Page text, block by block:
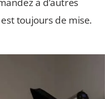
toujours de mise.